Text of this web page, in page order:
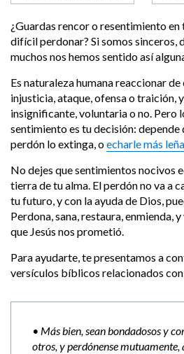
¿Guardas rencor o resentimiento en
difícil perdonar? Si somos sinceros,
muchos nos hemos sentido así
Es naturaleza humana reaccionar
injusticia, ataque, ofensa o traición,
insignificante, voluntaria o no. Pero
sentimiento es tu decisión: depende
perdón lo extinga, oecharle más
No dejes que sentimientos nocivos
tierra de tu alma. El perdón no va a
tu futuro, y con la ayuda de Dios,
Perdona, sana, restaura, enmienda,
que Jesús nos prometió.
Para ayudarte, te presentamos a
versículos bíblicos relacionados
• Más bien, sean bondadosos y
otros, y perdónense mutuamente,